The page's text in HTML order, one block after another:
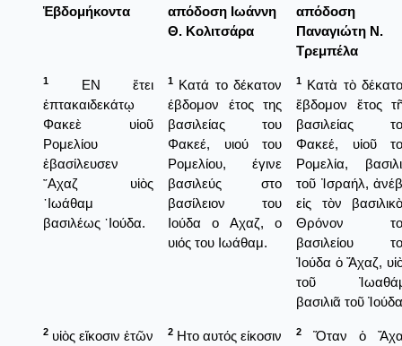
Ἑβδομήκοντα
απόδοση Ιωάννη
Θ. Κολιτσάρα
απόδοση
Παναγιώτη Ν.
Τρεμπέλα
1
ΕΝ ἔτει
ἑπτακαιδεκάτῳ
Φακεὲ υἱοῦ
Ρομελίου
ἐβασίλευσεν
῎Αχαζ υἱὸς
᾿Ιωάθαμ
βασιλέως ᾿Ιούδα.
1 Κατά το δέκατον
έβδομον έτος της
βασιλείας του
Φακεέ, υιού του
Ρομελίου, έγινε
βασιλεύς στο
βασίλειον του
Ιούδα ο Αχαζ, ο
υιός του Ιωάθαμ.
1 Κατὰ τὸ
ἕβδομον ἔτος
βασιλείας
Φακεέ, υἱοῦ
Ρομελία,
τοῦ Ἰσραήλ,
εἰς τὸν
Θρόνον
βασιλείου
Ἰούδα ὁ Ἄχαζ,
τοῦ
βασιλιᾶ τοῦ
2 υἱὸς εἴκοσιν ἐτῶν
2 Ητο αυτός είκοσιν
2
Ὅταν ὁ